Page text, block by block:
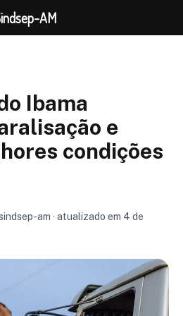
Ibama
e
condições
am · atualizado em 4 de
AM